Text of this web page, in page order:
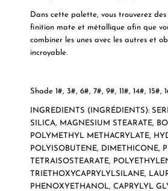
Dans cette palette, vous trouverez des
finition mate et métallique afin que
combiner les unes avec les autres et
incroyable.
Shade 1#, 3#, 6#, 7#, 9#, 11#, 14#, 15#,
INGREDIENTS (INGRÉDIENTS):
SILICA, MAGNESIUM STEARATE,
POLYMETHYL METHACRYLATE,
POLYISOBUTENE, DIMETHICONE,
TETRAISOSTEARATE,
TRIETHOXYCAPRYLYLSILANE,
PHENOXYETHANOL, CAPRYLYL